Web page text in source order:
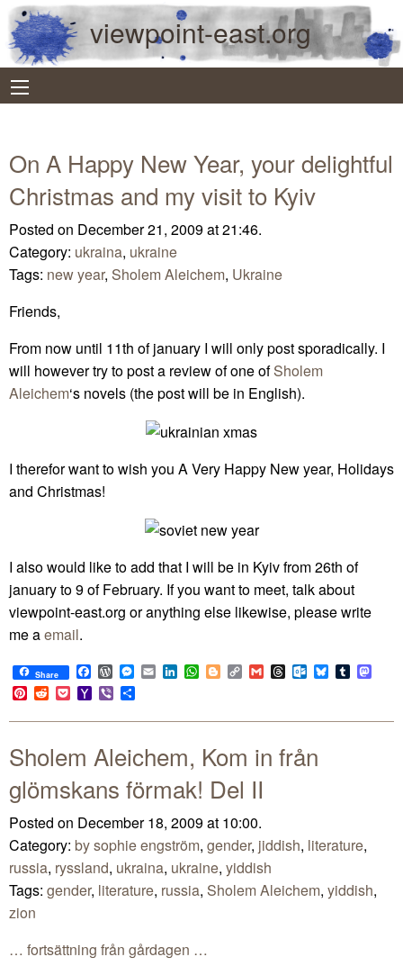
viewpoint-east.org
On A Happy New Year, your delightful
Christmas and my visit to Kyiv
Posted on December 21, 2009 at 21:46.
Category: ukraina, ukraine
Tags: new year, Sholem Aleichem, Ukraine
Friends,
From now until 11th of january I will only post sporadically. I
will however try to post a review of one ofSholem
Aleichem‘s novels (the post will be in English).
I therefor want to wish you A Very Happy New year, Holidays
and Christmas!
I also would like to add that I will be in Kyiv from 26th of
january to 9 of February. If you want to meet, talk about
viewpoint-east.org or anything else likewise, please write
me aemail.
Share Facebook
WordPress
Messenger
EmailLinkedIn
WhatsApp
BloggerCopy
Link
GmailThreadsOutlook.com
BlueskyTumblr
Pinterest
RedditPocketYahoo
Mail
Viber
Sholem Aleichem, Kom in från
glömskans förmak! Del II
Posted on December 18, 2009 at 10:00.
Category: by sophie engström, gender, jiddish, literature,
russia, ryssland, ukraina, ukraine, yiddish
Tags: gender, literature, russia, Sholem Aleichem, yiddish,
zion
… fortsättning från gårdagen …